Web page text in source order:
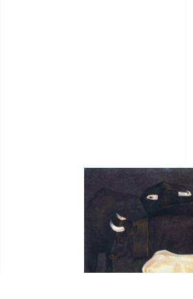
Avec